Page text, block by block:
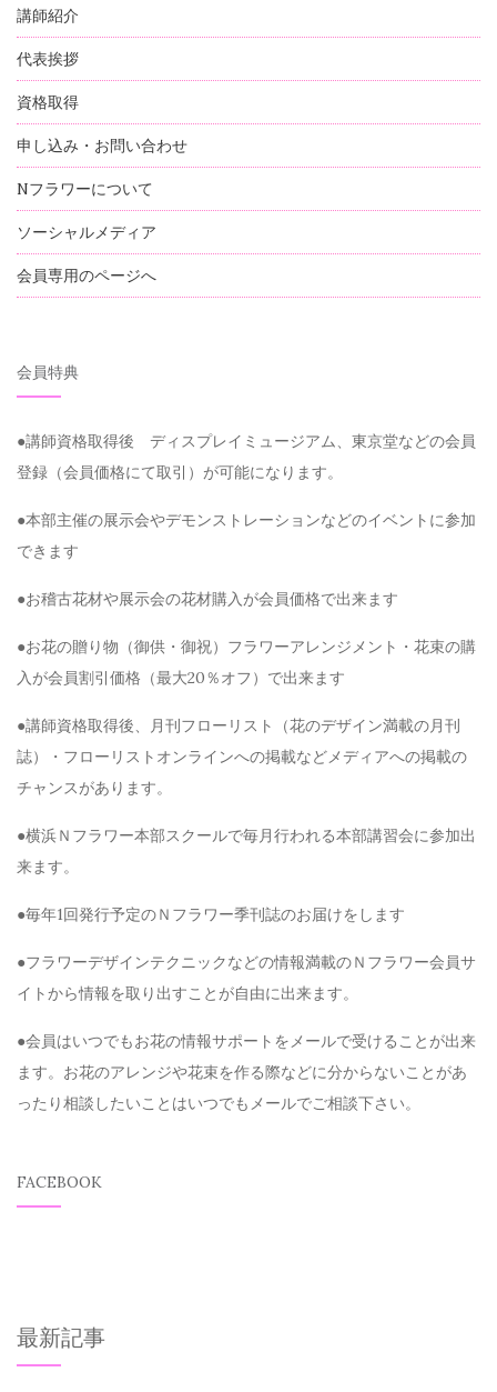
講師紹介
代表挨拶
資格取得
申し込み・お問い合わせ
Nフラワーについて
ソーシャルメディア
会員専用のページへ
会員特典
●講師資格取得後 ディスプレイミュージアム、東京堂などの会員
登録（会員価格にて取引）が可能になります。
●本部主催の展示会やデモンストレーションなどのイベントに参加
できます
●お稽古花材や展示会の花材購入が会員価格で出来ます
●お花の贈り物（御供・御祝）フラワーアレンジメント・花束の購
入が会員割引価格（最大20％オフ）で出来ます
●講師資格取得後、月刊フローリスト（花のデザイン満載の月刊
誌）・フローリストオンラインへの掲載などメディアへの掲載の
チャンスがあります。
●横浜Ｎフラワー本部スクールで毎月行われる本部講習会に参加出
来ます。
●毎年1回発行予定のＮフラワー季刊誌のお届けをします
●フラワーデザインテクニックなどの情報満載のＮフラワー会員サ
イトから情報を取り出すことが自由に出来ます。
●会員はいつでもお花の情報サポートをメールで受けることが出来
ます。お花のアレンジや花束を作る際などに分からないことがあ
ったり相談したいことはいつでもメールでご相談下さい。
FACEBOOK
最新記事